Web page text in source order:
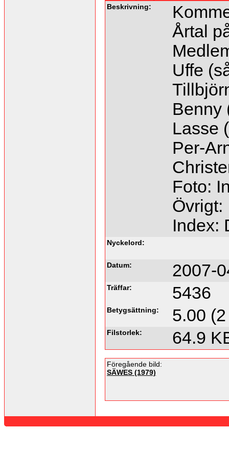
Beskrivning:
Årtal
Uffe
Benny
Lasse
Per-
Foto:
Övrigt:
Index:
Nyckelord:
Datum: 2007-
Träffar: 5436
Betygsättning: 5.00
Filstorlek: 64.9
Föregående bild:
SÄWES (1979)